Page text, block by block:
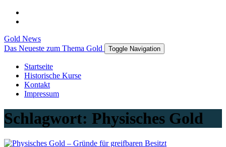
Gold News
Das Neueste zum Thema Gold
Toggle Navigation
Startseite
Historische Kurse
Kontakt
Impressum
Schlagwort: Physisches Gold